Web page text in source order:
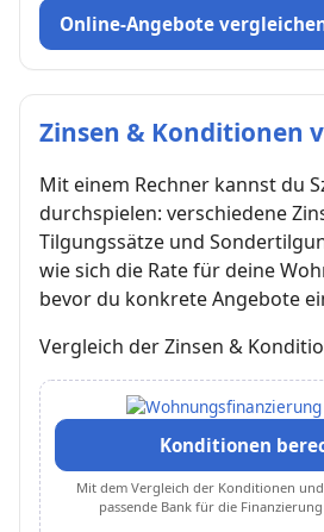
Online-Angebote
Zinsen & Konditionen
Mit einem Rechner kannst du
durchspielen: verschiedene
Tilgungssätze und
wie sich die Rate für deine
bevor du konkrete Angebote
Vergleich der Zinsen &
Konditionen
Mit dem Vergleich der Konditionen
passende Bank für die